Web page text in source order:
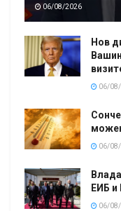
06/08/2026
Нов
06/
06/
ЕИБ
06/